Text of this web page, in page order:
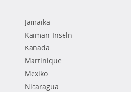
Jamaika
Kaiman-Inseln
Kanada
Martinique
Mexiko
Nicaragua